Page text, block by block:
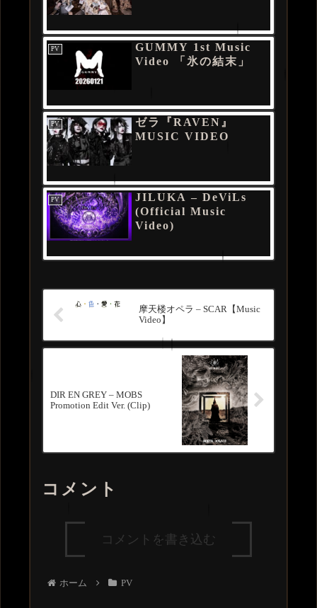
PV
GUMMY 1st Music
Video 「氷の結末」
PV
ゼラ『RAVEN』
MUSIC VIDEO
PV
JILUKA – DeViLs
(Official Music
Video)
摩天楼オペラ – SCAR【Music
Video】
DIR EN GREY – MOBS
Promotion Edit Ver. (Clip)
コメント
コメントを書き込む
ホーム PV